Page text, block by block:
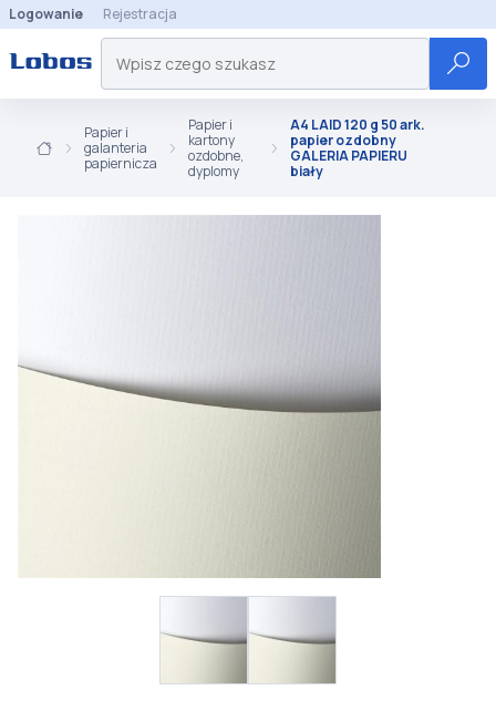
Logowanie Rejestracja
Papier i
galanteria
papiernicza
Papier i
kartony
ozdobne,
dyplomy
A4 LAID 120 g 50 ark.
papier ozdobny
GALERIA PAPIERU
biały